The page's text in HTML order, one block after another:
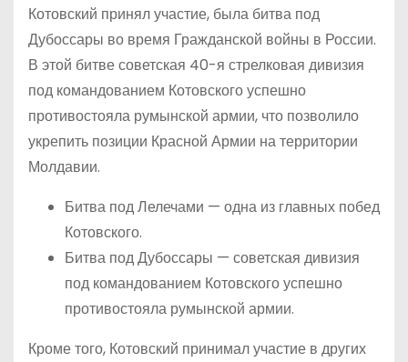
Котовский принял участие, была битва под
Дубоссары во время Гражданской войны в России.
В этой битве советская 40-я стрелковая дивизия
под командованием Котовского успешно
противостояла румынской армии, что позволило
укрепить позиции Красной Армии на территории
Молдавии.
Битва под Лелечами — одна из главных побед
Котовского.
Битва под Дубоссары — советская дивизия
под командованием Котовского успешно
противостояла румынской армии.
Кроме того, Котовский принимал участие в других